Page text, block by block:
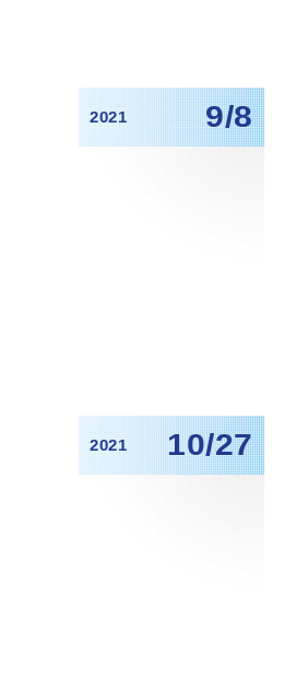
2021 9/8
2021 10/27